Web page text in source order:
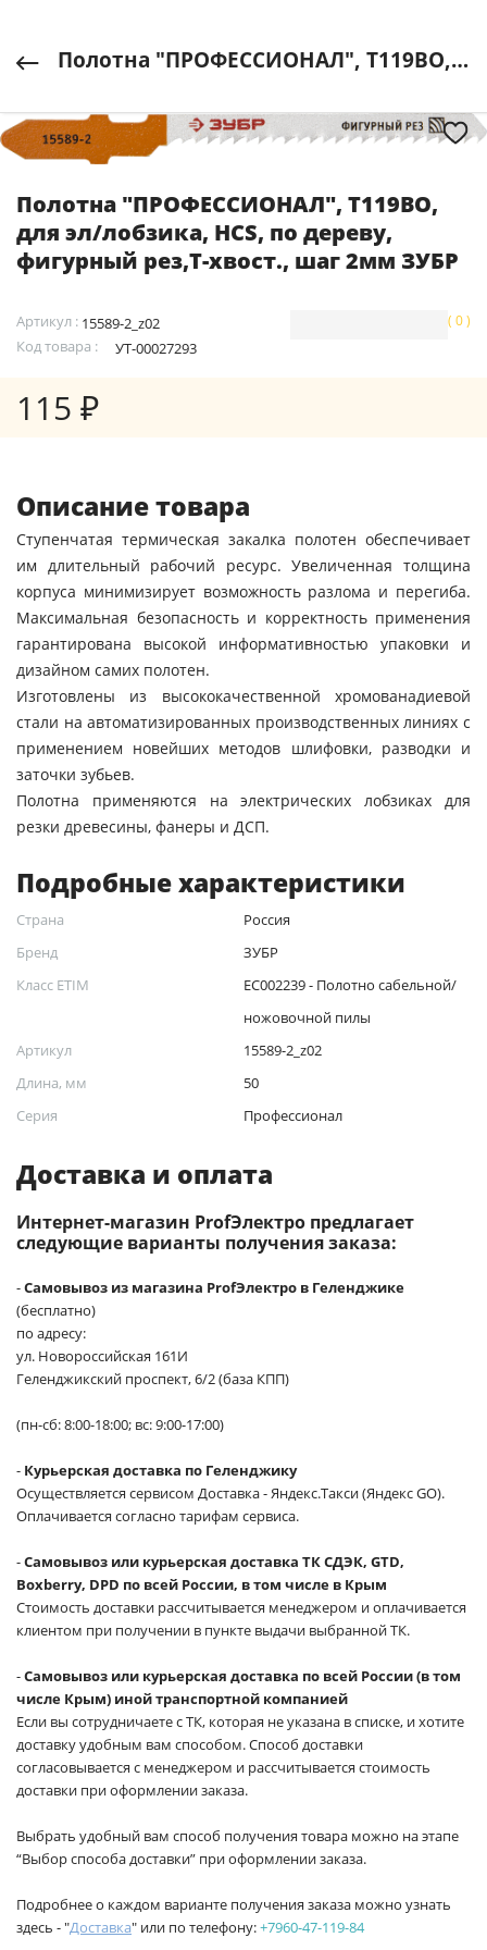
Полотна "ПРОФЕССИОНАЛ", T119BO, для эл/лобзика, HCS, по дереву, фигурный рез,T-хвост., шаг 2мм ЗУБР
Полотна "ПРОФЕССИОНАЛ", T119BO,
для эл/лобзика, HCS, по дереву,
фигурный рез,T-хвост., шаг 2мм ЗУБР
Артикул : 15589-2_z02
Код товара :
УТ-00027293
( 0 )
115 ₽
Описание товара
Ступенчатая термическая закалка полотен обеспечивает
им длительный рабочий ресурс. Увеличенная толщина
корпуса минимизирует возможность разлома и перегиба.
Максимальная безопасность и корректность применения
гарантирована высокой информативностью упаковки и
дизайном самих полотен.
Изготовлены из высококачественной хромованадиевой
стали на автоматизированных производственных линиях с
применением новейших методов шлифовки, разводки и
заточки зубьев.
Полотна применяются на электрических лобзиках для
резки древесины, фанеры и ДСП.
Подробные характеристики
Страна
Россия
Бренд
ЗУБР
Класс ETIM
EC002239 - Полотно сабельной/
ножовочной пилы
Артикул
15589-2_z02
Длина, мм
50
Серия
Профессионал
Доставка и оплата
Интернет-магазин ProfЭлектро предлагает
следующие варианты получения заказа:
-Самовывоз из магазина ProfЭлектро в Геленджике
(бесплатно)
по адресу:
ул. Новороссийская 161И
Геленджикский проспект, 6/2 (база КПП)
(пн-сб: 8:00-18:00; вс: 9:00-17:00)
- Курьерская доставка по Геленджику
Осуществляется сервисом Доставка - Яндекс.Такси (Яндекс GO).
Оплачивается согласно тарифам сервиса.
-Самовывоз или курьерская доставка ТК СДЭК, GTD,
Boxberry, DPD по всей России, в том числе в Крым
Стоимость доставки рассчитывается менеджером и оплачивается
клиентом при получении в пункте выдачи выбранной ТК.
-Самовывоз или курьерская доставка по всей России (в том
числе Крым) иной транспортной компанией
Если вы сотрудничаете с ТК, которая не указана в списке, и хотите
доставку удобным вам способом. Способ доставки
согласовывается с менеджером и рассчитывается стоимость
доставки при оформлении заказа.
Выбрать удобный вам способ получения товара можно на этапе
“Выбор способа доставки” при оформлении заказа.
Подробнее о каждом варианте получения заказа можно узнать
здесь - "Доставка" или по телефону:+7960-47-119-84